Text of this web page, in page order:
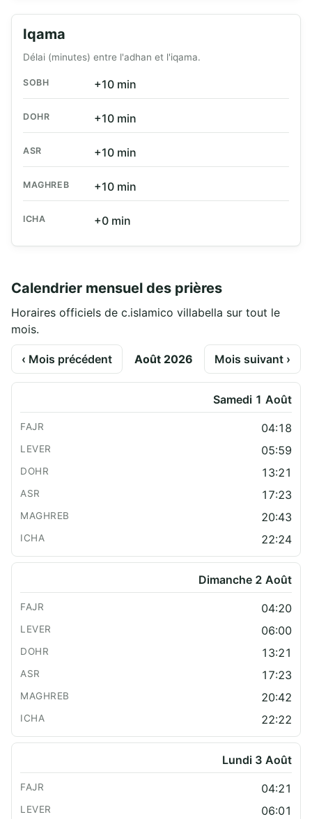
Iqama
Délai (minutes) entre l'adhan et l'iqama.
SOBH +10 min
DOHR +10 min
ASR +10 min
MAGHREB +10 min
ICHA +0 min
Calendrier mensuel des prières
Horaires officiels de c.islamico villabella sur tout le
mois.
‹ Mois précédent Août 2026 Mois suivant ›
Samedi 1 Août
04:18
05:59
13:21
17:23
20:43
22:24
Dimanche 2 Août
04:20
06:00
13:21
17:23
20:42
22:22
Lundi 3 Août
04:21
06:01